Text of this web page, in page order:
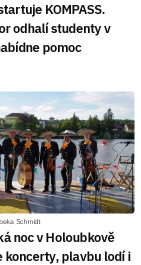
KOMPASS.
odhalí studenty v
pomoc
Schmidt
noc v Holoubkově
koncerty, plavbu lodí i